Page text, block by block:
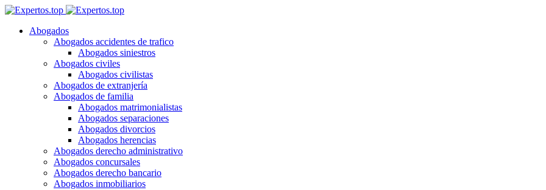
Abogados
Abogados accidentes de trafico
Abogados siniestros
Abogados civiles
Abogados civilistas
Abogados de extranjería
Abogados de familia
Abogados matrimonialistas
Abogados separaciones
Abogados divorcios
Abogados herencias
Abogados derecho administrativo
Abogados concursales
Abogados derecho bancario
Abogados inmobiliarios